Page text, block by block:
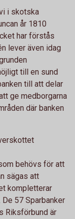
i skotska
år 1810
har förstås
lever även idag
till en sund
till att delar
ge medborgarna
där banken
behövs för att
sägas att
kompletterar
57 Sparbanker
Riksförbund är